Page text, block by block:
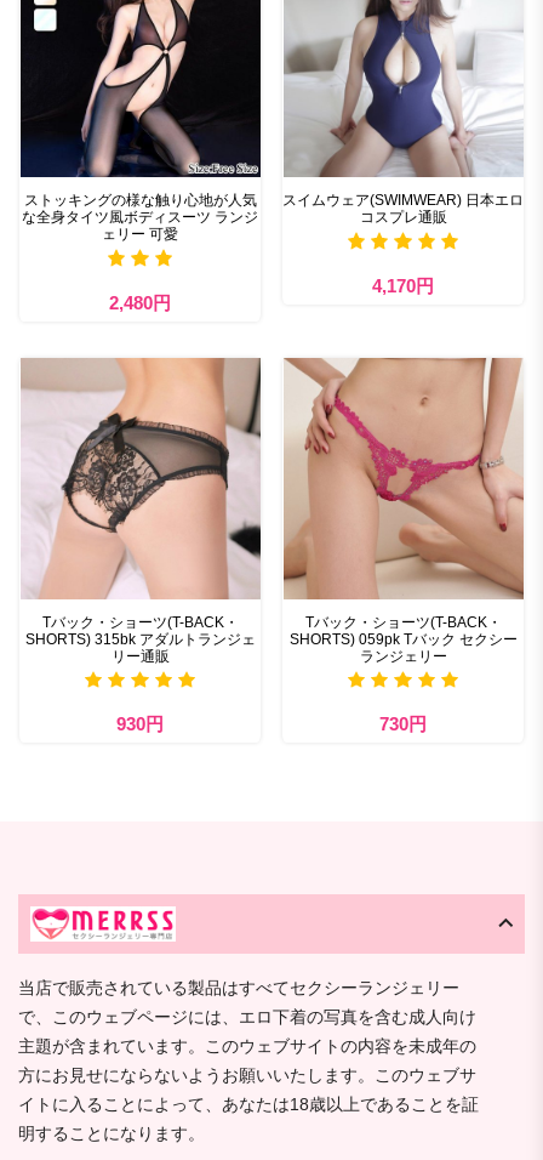
ストッキングの様な触り心地が人気
な全身タイツ風ボディスーツ ランジ
ェリー 可愛
2,480円
スイムウェア(SWIMWEAR) 日本エロ
コスプレ通販
4,170円
Tバック・ショーツ(T-BACK・
SHORTS) 315bk アダルトランジェ
リー通販
930円
Tバック・ショーツ(T-BACK・
SHORTS) 059pk Tバック セクシー
ランジェリー
730円
当店で販売されている製品はすべてセクシーランジェリー
で、このウェブページには、エロ下着の写真を含む成人向け
主題が含まれています。このウェブサイトの内容を未成年の
方にお見せにならないようお願いいたします。このウェブサ
イトに入ることによって、あなたは18歳以上であることを証
明することになります。